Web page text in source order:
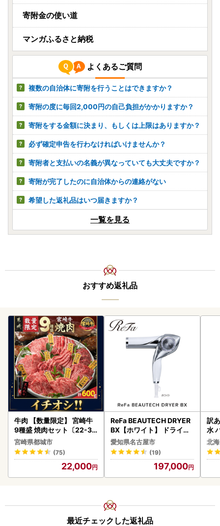
寄附金の使い道
マンガふるさと納税
よくあるご質問
複数の自治体に寄附を行うことはできますか？
寄附の度に毎回2,000円の自己負担がかかりますか？
寄附をする金額に決まり、もしくは上限はありますか？
必ず確定申告を行わなければいけませんか？
寄附者と支払いの名義が異なっていても大丈夫ですか？
寄附が完了したのに自治体からの連絡がない
希望した返礼品はいつ届きますか？
一覧を見る
おすすめ返礼品
牛肉 【数量限定】 宮崎牛
9種盛 焼肉セット〔22-31
-006-600g〕都城 イチオ
シ!! 牛肉
宮崎県都城市
(75)
22,000
ReFa BEAUTECH DRYER
BX【ホワイト】 ドライヤ
ー 美容 家電 ドライヤー リ
ファ
愛知県名古屋市
(19)
197,000
訳
水
ク
付
海
取
北
最近チェックした返礼品